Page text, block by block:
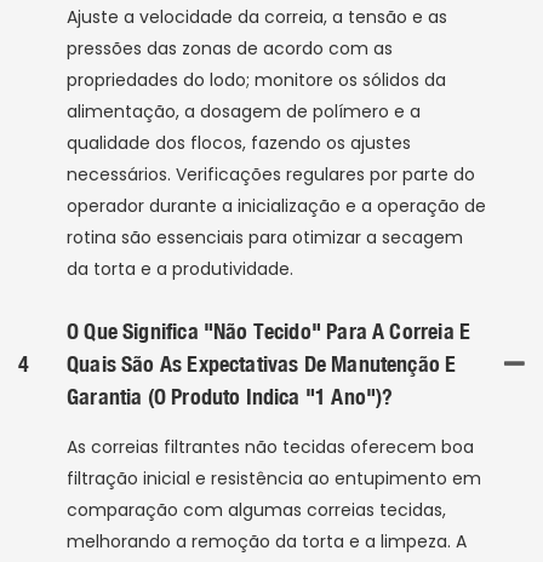
Ajuste a velocidade da correia, a tensão e as
pressões das zonas de acordo com as
propriedades do lodo; monitore os sólidos da
alimentação, a dosagem de polímero e a
qualidade dos flocos, fazendo os ajustes
necessários. Verificações regulares por parte do
operador durante a inicialização e a operação de
rotina são essenciais para otimizar a secagem
da torta e a produtividade.
4
O Que Significa "não Tecido" Para A Correia E
Quais São As Expectativas De Manutenção E
Garantia (o Produto Indica "1 Ano")?
As correias filtrantes não tecidas oferecem boa
filtração inicial e resistência ao entupimento em
comparação com algumas correias tecidas,
melhorando a remoção da torta e a limpeza. A